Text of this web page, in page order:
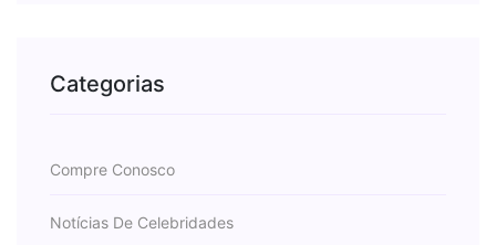
Categorias
Compre Conosco
Notícias De Celebridades